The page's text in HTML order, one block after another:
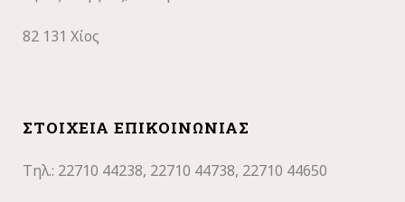
82 131 Χίος
ΣΤΟΙΧΕΊΑ ΕΠΙΚΟΙΝΩΝΊΑΣ
Τηλ.: 22710 44238, 22710 44738, 22710 44650